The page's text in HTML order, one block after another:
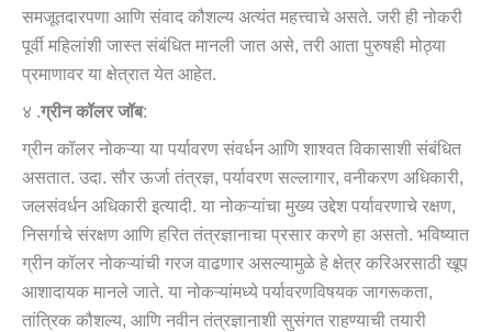
समजूतदारपणा आणि संवाद कौशल्य अत्यंत महत्त्वाचे असते. जरी ही नोकरी
पूर्वी महिलांशी जास्त संबंधित मानली जात असे, तरी आता पुरुषही मोठ्या
प्रमाणावर या क्षेत्रात येत आहेत.
४ .ग्रीन कॉलर जॉब:
ग्रीन कॉलर नोकऱ्या या पर्यावरण संवर्धन आणि शाश्वत विकासाशी संबंधित
असतात. उदा. सौर ऊर्जा तंत्रज्ञ, पर्यावरण सल्लागार, वनीकरण अधिकारी,
जलसंवर्धन अधिकारी इत्यादी. या नोकऱ्यांचा मुख्य उद्देश पर्यावरणाचे रक्षण,
निसर्गाचे संरक्षण आणि हरित तंत्रज्ञानाचा प्रसार करणे हा असतो. भविष्यात
ग्रीन कॉलर नोकऱ्यांची गरज वाढणार असल्यामुळे हे क्षेत्र करिअरसाठी खूप
आशादायक मानले जाते. या नोकऱ्यांमध्ये पर्यावरणविषयक जागरूकता,
तांत्रिक कौशल्य, आणि नवीन तंत्रज्ञानाशी सुसंगत राहण्याची तयारी